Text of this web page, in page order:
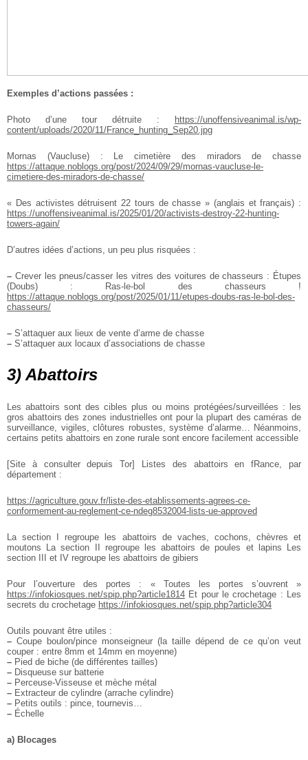
Exemples d’actions passées :
Photo d’une tour détruite :
https://unoffensiveanimal.is/wp-
content/uploads/2020/11/France_hunting_Sep20.jpg
Mornas (Vaucluse) : Le cimetière des miradors de chasse
https://attaque.noblogs.org/post/2024/09/29/mornas-vaucluse-le-
cimetiere-des-miradors-de-chasse/
« Des activistes détruisent 22 tours de chasse » (anglais et français) :
https://unoffensiveanimal.is/2025/01/20/activists-destroy-22-hunting-
towers-again/
D’autres idées d’actions, un peu plus risquées :
– Crever les pneus/casser les vitres des voitures de chasseurs : Étupes
(Doubs) : Ras-le-bol des chasseurs !
https://attaque.noblogs.org/post/2025/01/11/etupes-doubs-ras-le-bol-des-
chasseurs/
– S’attaquer aux lieux de vente d’arme de chasse
– S’attaquer aux locaux d’associations de chasse
3) Abattoirs
Les abattoirs sont des cibles plus ou moins protégées/surveillées : les
gros abattoirs des zones industrielles ont pour la plupart des caméras de
surveillance, vigiles, clôtures robustes, système d’alarme… Néanmoins,
certains petits abattoirs en zone rurale sont encore facilement accessible
[Site à consulter depuis Tor]
Listes des abattoirs en fRance, par
département :
https://agriculture.gouv.fr/liste-des-etablissements-agrees-ce-
conformement-au-reglement-ce-ndeg8532004-lists-ue-approved
La section I regroupe les abattoirs de vaches, cochons, chèvres et
moutons La section II regroupe les abattoirs de poules et lapins Les
section III et IV regroupe les abattoirs de gibiers
Pour l’ouverture des portes : « Toutes les portes s’ouvrent »
https://infokiosques.net/spip.php?article1814 Et pour le crochetage : Les
secrets du crochetage https://infokiosques.net/spip.php?article304
Outils pouvant être utiles :
– Coupe boulon/pince monseigneur (la taille dépend de ce qu’on veut
couper : entre 8mm et 14mm en moyenne)
– Pied de biche (de différentes tailles)
– Disqueuse sur batterie
– Perceuse-Visseuse et mèche métal
– Extracteur de cylindre (arrache cylindre)
– Petits outils : pince, tournevis…
– Échelle
a) Blocages